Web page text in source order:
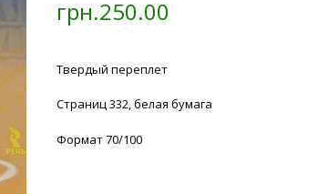
грн.250.00
Твердый переплет
Страниц 332, белая бумага
Формат 70/100